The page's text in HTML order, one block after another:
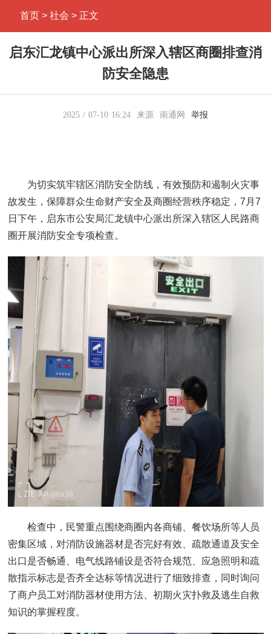
首页 > 社会 > 正文
启东汇龙镇中心派出所深入辖区商圈排查消
防安全隐患
2025 07-10 16:24 来源 南通网 举报
为切实筑牢辖区消防安全防线，有效预防和遏制火灾事
故发生，保障群众生命财产安全及商圈经营秩序稳定，7月7
日下午，启东市公安局汇龙镇中心派出所深入辖区人民路商
圈开展消防安全专项检查。
检查中，民警重点围绕商圈内各商铺、餐饮场所等人员
密集区域，对消防设施器材是否完好有效、疏散通道及安全
出口是否畅通、电气线路铺设是否符合规范、应急照明和疏
散指示标志是否齐全达标等情况进行了细致排查，同时询问
了商户员工对消防器材使用方法、初期火灾扑救及逃生自救
知识的掌握程度。